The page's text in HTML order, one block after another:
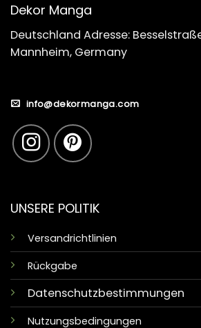
Dekor Manga
Deutschland Adresse:
Mannheim, Germany
info@dekormanga.com
UNSERE POLITIK
Versandrichtlinien
Rückgabe
Datenschutzbestimmungen
Nutzungsbedingungen